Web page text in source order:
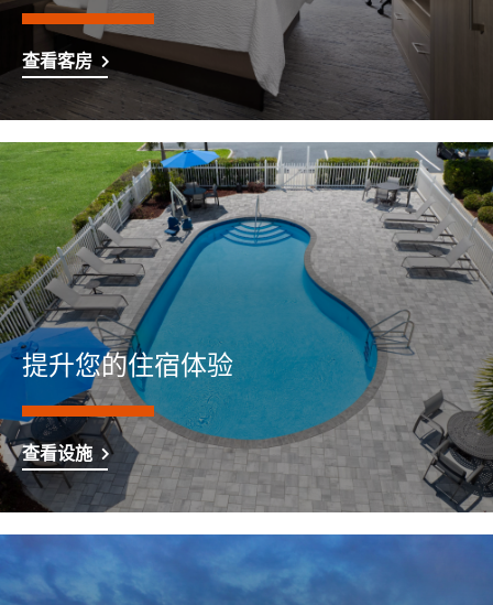
查看客房
提升您的住宿体验
查看设施